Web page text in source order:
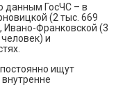
данным ГосЧС – в
(2 тыс. 669
Ивано-Франковской (3
и
ищут